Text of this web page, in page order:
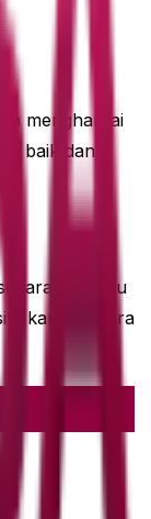
menghargai
baik dan
Menu
kami. Segera